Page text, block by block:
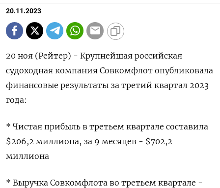
20.11.2023
20 ноя (Рейтер) - Крупнейшая российская
судоходная компания Совкомфлот опубликовала
финансовые результаты за третий квартал 2023
года:
* Чистая прибыль в третьем квартале составила
$206,2 миллиона, за 9 месяцев - $702,2
миллиона
* Выручка Совкомфлота во третьем квартале -